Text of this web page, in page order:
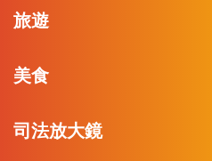
旅遊
美食
司法放大鏡